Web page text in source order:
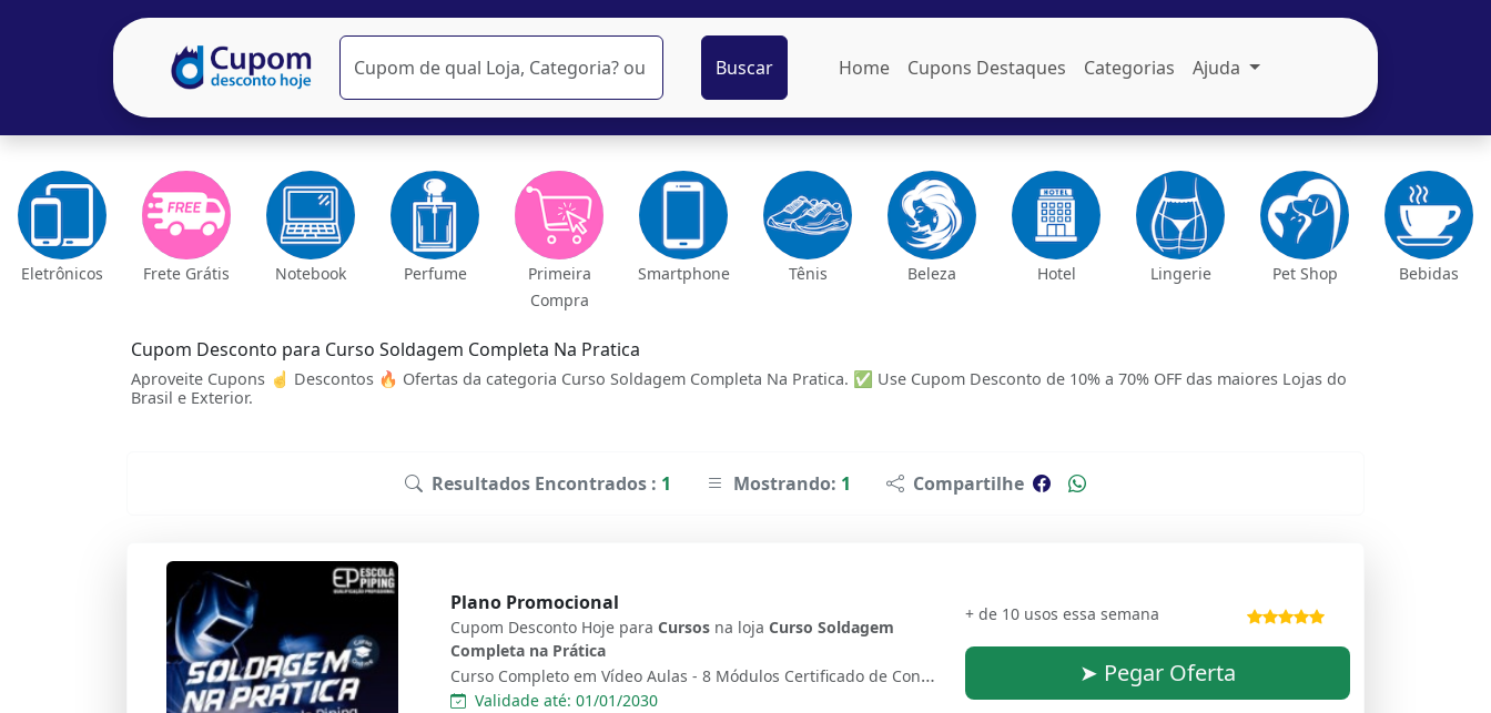
Buscar Home Cupons Destaques Categorias Ajuda
Eletrônicos Frete Grátis Notebook Perfume
Primeira
Compra
Smartphone Tênis Beleza Hotel Lingerie Pet Shop Bebidas
Cupom Desconto para Curso Soldagem Completa Na Pratica
Aproveite Cupons ☝ Descontos 🔥 Ofertas da categoria Curso Soldagem Completa Na Pratica. ✅ Use Cupom Desconto de 10% a 70% OFF das maiores Lojas do
Brasil e Exterior.
Resultados Encontrados : 1 Mostrando: 1 Compartilhe
Plano Promocional
Cupom Desconto Hoje para Cursos na loja Curso Soldagem
Completa na Prática
Curso Completo em Vídeo Aulas - 8 Módulos Certificado de Conclusão Grupo Exclusivo no Facebook com Vagas de Emprego Apostilas digitais para complementar seus estudos Descontos especiais na contratação de aulas presenciais
Validade até: 01/01/2030
+ de 10 usos essa semana
➤ Pegar Oferta